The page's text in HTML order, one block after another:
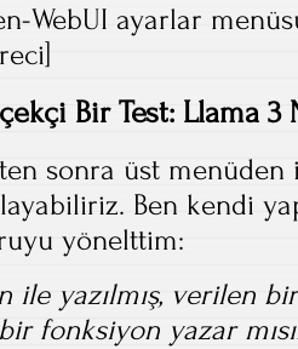
WebUI ayarlar
Bir Test: Llama 3
sonra üst
Ben kendi
yönelttim:
ile yazılmış, verilen
fonksiyon yazar